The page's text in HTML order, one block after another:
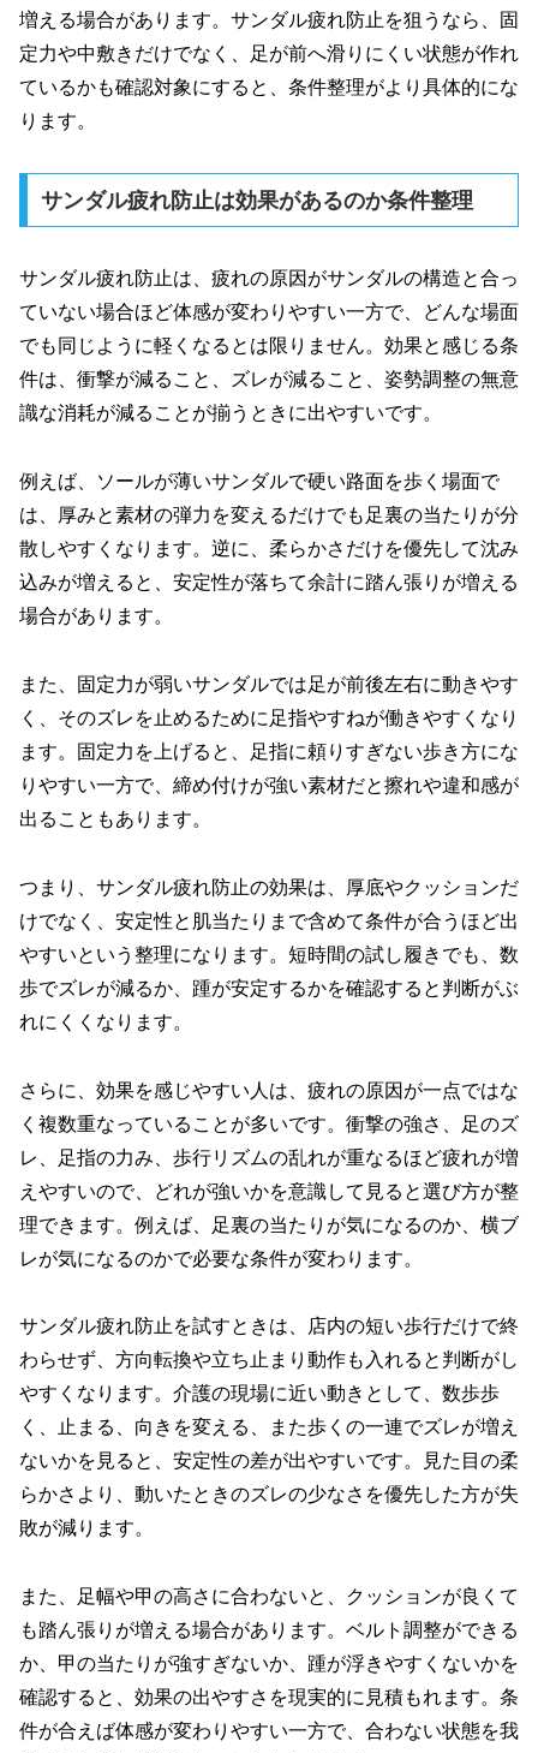
増える場合があります。サンダル疲れ防止を狙うなら、固
定力や中敷きだけでなく、足が前へ滑りにくい状態が作れ
ているかも確認対象にすると、条件整理がより具体的にな
ります。
サンダル疲れ防止は効果があるのか条件整理
サンダル疲れ防止は、疲れの原因がサンダルの構造と合っ
ていない場合ほど体感が変わりやすい一方で、どんな場面
でも同じように軽くなるとは限りません。効果と感じる条
件は、衝撃が減ること、ズレが減ること、姿勢調整の無意
識な消耗が減ることが揃うときに出やすいです。
例えば、ソールが薄いサンダルで硬い路面を歩く場面で
は、厚みと素材の弾力を変えるだけでも足裏の当たりが分
散しやすくなります。逆に、柔らかさだけを優先して沈み
込みが増えると、安定性が落ちて余計に踏ん張りが増える
場合があります。
また、固定力が弱いサンダルでは足が前後左右に動きやす
く、そのズレを止めるために足指やすねが働きやすくなり
ます。固定力を上げると、足指に頼りすぎない歩き方にな
りやすい一方で、締め付けが強い素材だと擦れや違和感が
出ることもあります。
つまり、サンダル疲れ防止の効果は、厚底やクッションだ
けでなく、安定性と肌当たりまで含めて条件が合うほど出
やすいという整理になります。短時間の試し履きでも、数
歩でズレが減るか、踵が安定するかを確認すると判断がぶ
れにくくなります。
さらに、効果を感じやすい人は、疲れの原因が一点ではな
く複数重なっていることが多いです。衝撃の強さ、足のズ
レ、足指の力み、歩行リズムの乱れが重なるほど疲れが増
えやすいので、どれが強いかを意識して見ると選び方が整
理できます。例えば、足裏の当たりが気になるのか、横ブ
レが気になるのかで必要な条件が変わります。
サンダル疲れ防止を試すときは、店内の短い歩行だけで終
わらせず、方向転換や立ち止まり動作も入れると判断がし
やすくなります。介護の現場に近い動きとして、数歩歩
く、止まる、向きを変える、また歩くの一連でズレが増え
ないかを見ると、安定性の差が出やすいです。見た目の柔
らかさより、動いたときのズレの少なさを優先した方が失
敗が減ります。
また、足幅や甲の高さに合わないと、クッションが良くて
も踏ん張りが増える場合があります。ベルト調整ができる
か、甲の当たりが強すぎないか、踵が浮きやすくないかを
確認すると、効果の出やすさを現実的に見積もれます。条
件が合えば体感が変わりやすい一方で、合わない状態を我